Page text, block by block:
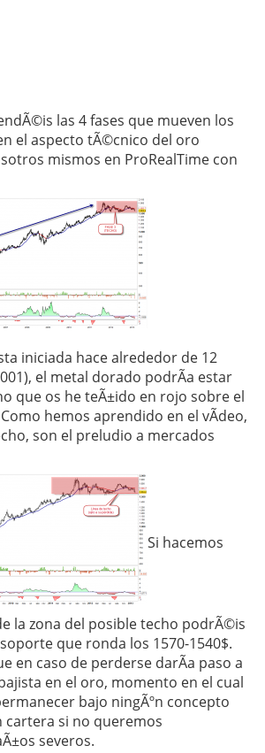
las 4 fases que mueven los
el aspecto tÃ©cnico del oro
mismos en ProRealTime con
iniciada hace alrededor de 12
el metal dorado podrÃ­a estar
que os he teÃ±ido en rojo sobre el
hemos aprendido en el vÃ­deo,
son el preludio a mercados
Si hacemos
la zona del posible techo podrÃ©is
que ronda los 1570-1540$.
en caso de perderse darÃ­a paso a
en el oro, momento en el cual
bajo ningÃºn concepto
cartera si no queremos
severos.